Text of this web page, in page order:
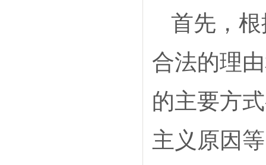
首先，
合法的理
的主要方
主义原因